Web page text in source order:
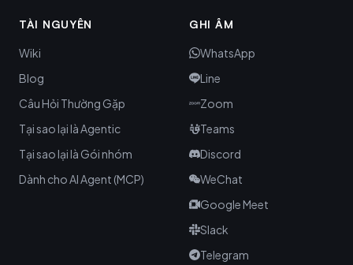
TÀI NGUYÊN
Wiki
Blog
Câu Hỏi Thường Gặp
Tại sao lại là Agentic
Tại sao lại là Gói nhóm
Dành cho AI Agent (MCP)
GHI ÂM
WhatsApp
Line
Zoom
Teams
Discord
WeChat
Google Meet
Slack
Telegram